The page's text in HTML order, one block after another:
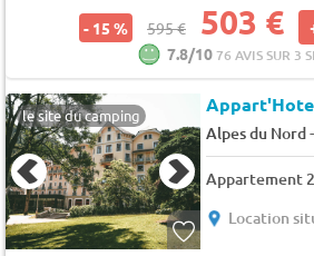
- 15 % 595 € 503 €
7.8/1076 AVIS SUR 3
le site du camping
Alpes du Nord
Location